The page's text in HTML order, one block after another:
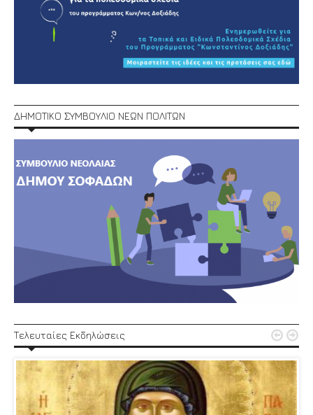
ΔΗΜΟΤΙΚΟ ΣΥΜΒΟΥΛΙΟ ΝΕΩΝ ΠΟΛΙΤΩΝ
Τελευταίες Εκδηλώσεις  